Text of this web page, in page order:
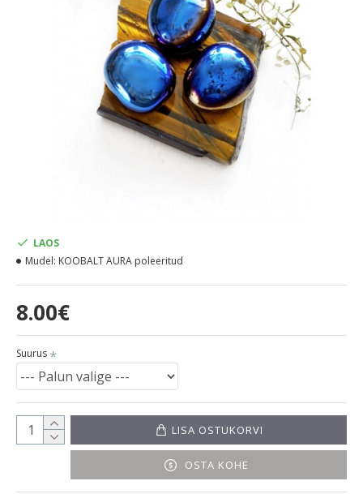
8.00€
LAOS
Mudel: KOOBALT AURA poleeritud
Suurus
LISA OSTUKORVI
OSTA KOHE